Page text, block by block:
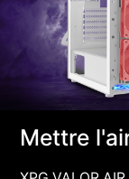
Mettre